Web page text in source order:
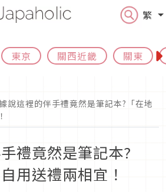
繁
東京 關西近畿 關東
說這裡的伴手禮竟然是筆記本?「在地
禮竟然是筆記本?
用送禮兩相宜！